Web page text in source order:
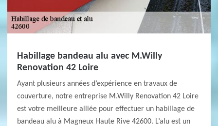
Habillage bandeau alu avec M.Willy
Renovation 42 Loire
Ayant plusieurs années d’expérience en travaux de
couverture, notre entreprise M.Willy Renovation 42 Loire
est votre meilleure alliée pour effectuer un habillage de
bandeau alu à Magneux Haute Rive 42600. L’alu est un